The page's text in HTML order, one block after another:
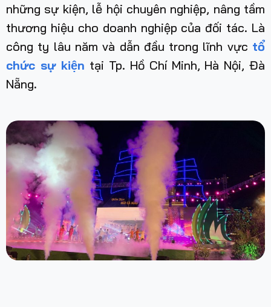
những sự kiện, lễ hội chuyên nghiệp, nâng tầm
thương hiệu cho doanh nghiệp của đối tác. Là
công ty lâu năm và dẫn đầu trong lĩnh vực tổ
chức sự kiện tại Tp. Hồ Chí Minh, Hà Nội, Đà
Nẵng.